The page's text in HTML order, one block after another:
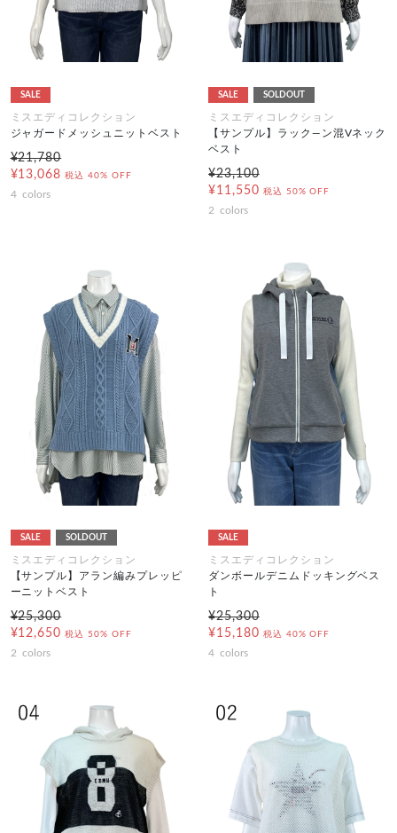
SALE
ミスエディコレクション
ジャガードメッシュニットベスト
¥21,780
¥13,068 税込 40% OFF
4 colors
SALE SOLDOUT
ミスエディコレクション
【サンプル】ラック―ン混Vネック
ベスト
¥23,100
¥11,550 税込 50% OFF
2 colors
SALE SOLDOUT
ミスエディコレクション
【サンプル】アラン編みプレッピ
ーニットベスト
¥25,300
¥12,650 税込 50% OFF
2 colors
SALE
ミスエディコレクション
ダンボールデニムドッキングベス
ト
¥25,300
¥15,180 税込 40% OFF
4 colors